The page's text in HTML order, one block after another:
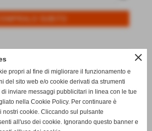
29/07/2026
3
0_
4
close
propri al fine di migliorare il funzionamento e
del sito web e/o cookie derivati da strumenti
inviare messaggi pubblicitari in linea con le tue
nella Cookie Policy. Per continuare è
nostri cookie. Cliccando sul pulsante
all'uso dei cookie. Ignorando questo banner e